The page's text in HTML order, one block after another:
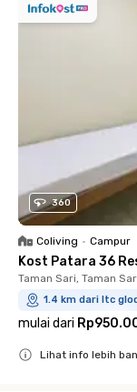
360
Coliving • Campur
Kost Patara 36
Taman Sari, Taman
1.4 km dari ltc
mulai dari
Lihat info lebih